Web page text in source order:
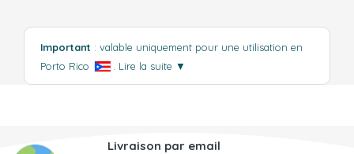
Important : valable uniquement pour une utilisation en
Porto Rico
Lire la suite ▼
Livraison par email